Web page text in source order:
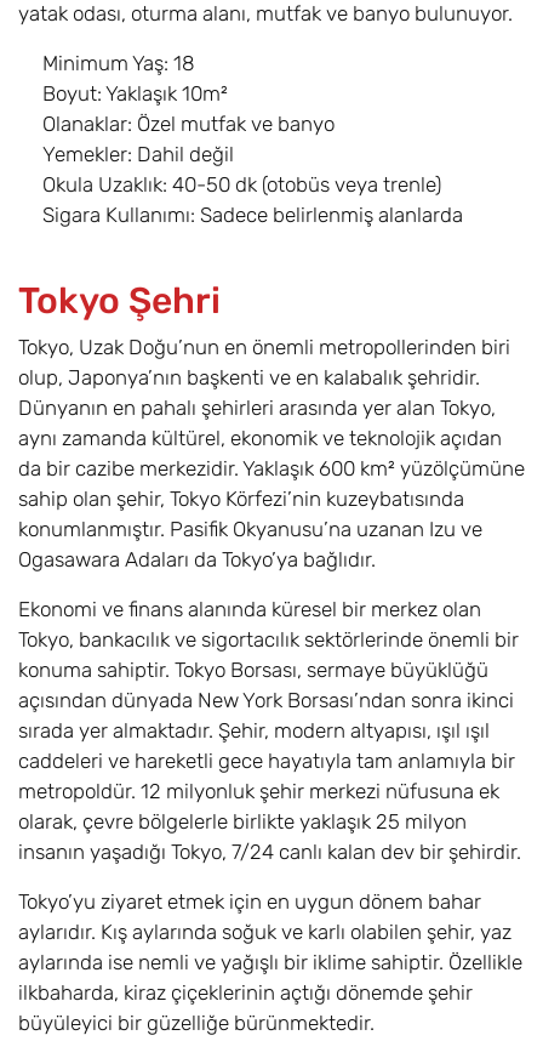
yatak odası, oturma alanı, mutfak ve banyo bulunuyor.
Minimum Yaş: 18
Boyut: Yaklaşık 10m²
Olanaklar: Özel mutfak ve banyo
Yemekler: Dahil değil
Okula Uzaklık: 40-50 dk (otobüs veya trenle)
Sigara Kullanımı: Sadece belirlenmiş alanlarda
Tokyo Şehri
Tokyo, Uzak Doğu’nun en önemli metropollerinden biri
olup, Japonya’nın başkenti ve en kalabalık şehridir.
Dünyanın en pahalı şehirleri arasında yer alan Tokyo,
aynı zamanda kültürel, ekonomik ve teknolojik açıdan
da bir cazibe merkezidir. Yaklaşık 600 km² yüzölçümüne
sahip olan şehir, Tokyo Körfezi’nin kuzeybatısında
konumlanmıştır. Pasifik Okyanusu’na uzanan Izu ve
Ogasawara Adaları da Tokyo’ya bağlıdır.
Ekonomi ve finans alanında küresel bir merkez olan
Tokyo, bankacılık ve sigortacılık sektörlerinde önemli bir
konuma sahiptir. Tokyo Borsası, sermaye büyüklüğü
açısından dünyada New York Borsası’ndan sonra ikinci
sırada yer almaktadır. Şehir, modern altyapısı, ışıl ışıl
caddeleri ve hareketli gece hayatıyla tam anlamıyla bir
metropoldür. 12 milyonluk şehir merkezi nüfusuna ek
olarak, çevre bölgelerle birlikte yaklaşık 25 milyon
insanın yaşadığı Tokyo, 7/24 canlı kalan dev bir şehirdir.
Tokyo’yu ziyaret etmek için en uygun dönem bahar
aylarıdır. Kış aylarında soğuk ve karlı olabilen şehir, yaz
aylarında ise nemli ve yağışlı bir iklime sahiptir. Özellikle
ilkbaharda, kiraz çiçeklerinin açtığı dönemde şehir
büyüleyici bir güzelliğe bürünmektedir.